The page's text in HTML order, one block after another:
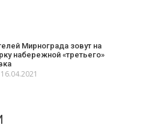
Мирнограда зовут на
набережной «третьего»
16.04.2021